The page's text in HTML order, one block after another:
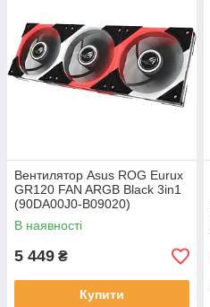
Вентилятор Asus ROG Eurux
GR120 FAN ARGB Black 3in1
(90DA00J0-B09020)
В наявності
5 449 ₴
Купити